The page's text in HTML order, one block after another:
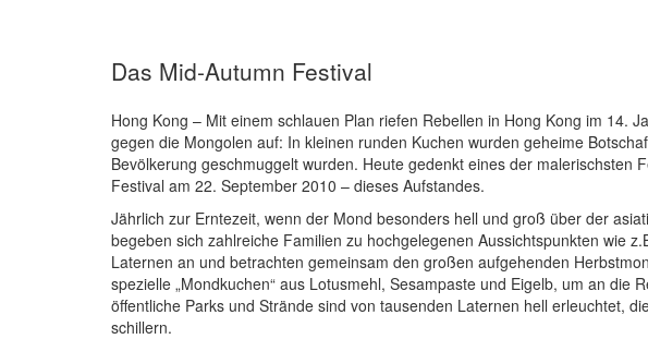
Das Mid-Autumn Festival
Hong Kong – Mit einem schlauen Plan riefen Rebellen in Hong Kong im 14.
gegen die Mongolen auf: In kleinen runden Kuchen wurden geheime
Bevölkerung geschmuggelt wurden. Heute gedenkt eines der malerischsten
Festival am 22. September 2010 – dieses Aufstandes.
Jährlich zur Erntezeit, wenn der Mond besonders hell und groß über der
begeben sich zahlreiche Familien zu hochgelegenen Aussichtspunkten wie
Laternen an und betrachten gemeinsam den großen aufgehenden
spezielle „Mondkuchen“ aus Lotusmehl, Sesampaste und Eigelb, um an die
öffentliche Parks und Strände sind von tausenden Laternen hell erleuchtet,
schillern.